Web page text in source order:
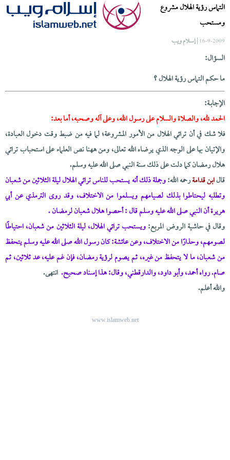
التماس رؤية الهلال مشروع
ومستحب
16-9-2009 | إسلام ويب
السؤال:
ما حكم التماس رؤية الهلال ؟
الإجابــة:
الحمد لله، والصلاة والسلام على رسول الله، وعلى آله وصحبه، أما بعد:
فلا شك في أن ترائي الهلال من الأمور المشروعة؛ لما فيه من ضبط وقت دخول العبادة،
والإتيان بها على الوجه الذي يرضاه الله تعالى، ومن ههنا نص العلماء على استحباب ترائي
هلال رمضان كما دلت على ذلك سنة النبي صلى الله عليه وسلم.
قالابن قدامةرحمه الله:وجملة ذلك أنه يستحب للناس ترائي الهلال ليلة الثلاثين من شعبان
وتطلبه ليحتاطوا بذلك لصيامهم ويسلموا من الاختلاف، وقد روى الترمذي عن أبي
هريرة أن النبي صلى الله عليه وسلم قال : أحصوا هلال شعبان لرمضان .
وقال في حاشية الروض المربع:ويستحب ترائي الهلال، ليلة الثلاثين من شعبان، احتياطًا
لصومهم، وحذارًا من الاختلاف، وعن عائشة: كان رسول الله صلى الله عليه وسلم يتحفظ
من شعبان، ما لا يتحفظ من غيره، ثم يصوم لرؤية رمضان، فإن غم عليه، عد ثلاثين، ثم
صام. رواه أحمد، وأبو داود، والدارقطني، وقال: هذا إسناد صحيح. انتهى.
والله أعلم.
www.islamweb.net